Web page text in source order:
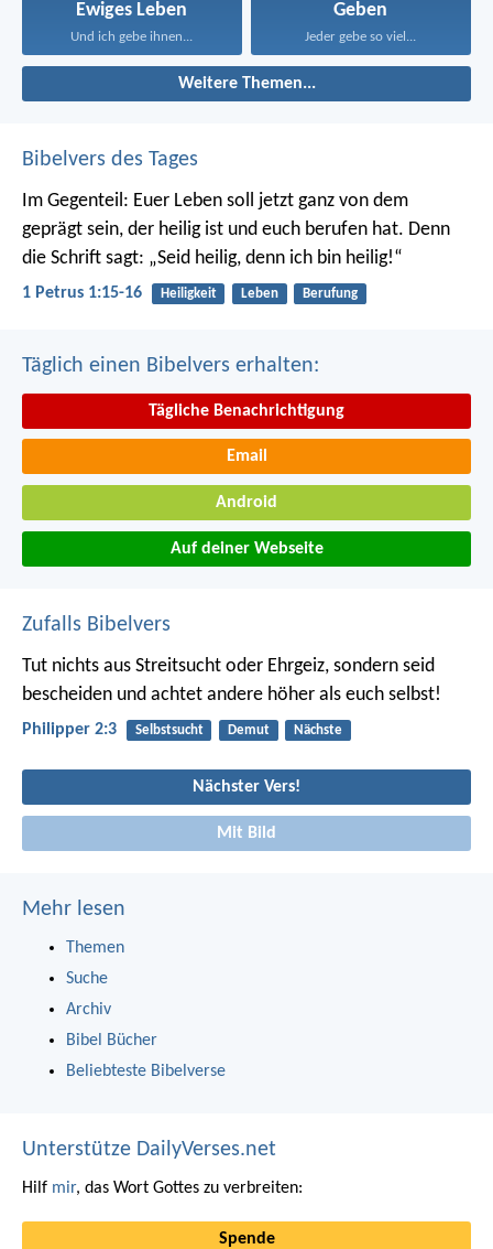
Ewiges Leben
Und ich gebe ihnen...
Geben
Jeder gebe so viel...
Weitere Themen...
Bibelvers des Tages
Im Gegenteil: Euer Leben soll jetzt ganz von dem
geprägt sein, der heilig ist und euch berufen hat. Denn
die Schrift sagt: „Seid heilig, denn ich bin heilig!“
1 Petrus 1:15-16 Heiligkeit Leben Berufung
Täglich einen Bibelvers erhalten:
Tägliche Benachrichtigung
Email
Android
Auf deiner Webseite
Zufalls Bibelvers
Tut nichts aus Streitsucht oder Ehrgeiz, sondern seid
bescheiden und achtet andere höher als euch selbst!
Philipper 2:3 Selbstsucht Demut Nächste
Nächster Vers!
Mit Bild
Mehr lesen
Themen
Suche
Archiv
Bibel Bücher
Beliebteste Bibelverse
Unterstütze DailyVerses.net
Hilf mir, das Wort Gottes zu verbreiten:
Spende